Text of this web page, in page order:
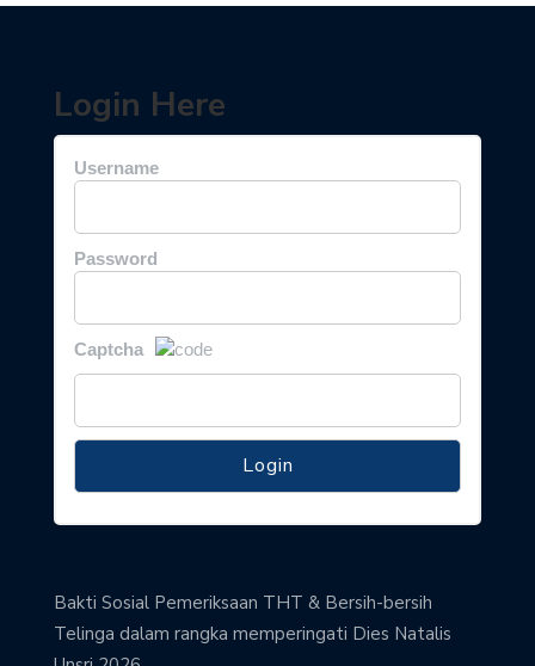
Login Here
Username
Password
Captcha
Bakti Sosial Pemeriksaan THT & Bersih-bersih
Telinga dalam rangka memperingati Dies Natalis